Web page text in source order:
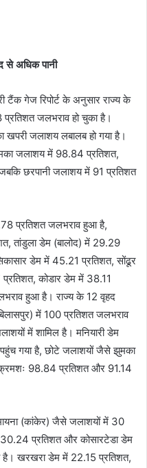
से अधिक पानी
टैंक गेज रिपोर्ट के अनुसार राज्य के
जलभराव हो चुका है।
खपरी जलाशय लबालब हो गया है।
जलाशय में 98.84 प्रतिशत,
छरपानी जलाशय में 91 प्रतिशत
प्रतिशत जलभराव हुआ है,
तांडुला डेम (बालोद) में 29.29
डेम में 45.21 प्रतिशत, सोंढूर
कोडार डेम में 38.11
हुआ है। राज्य के 12 वृहद
में 100 प्रतिशत जलभराव
में शामिल है। मनियारी डेम
गया है, छोटे जलाशयों जैसे झुमका
क्रमशः 98.84 प्रतिशत और 91.14
(कांकेर) जैसे जलाशयों में 30
प्रतिशत और कोसारटेडा डेम
खरखरा डेम में 22.15 प्रतिशत,